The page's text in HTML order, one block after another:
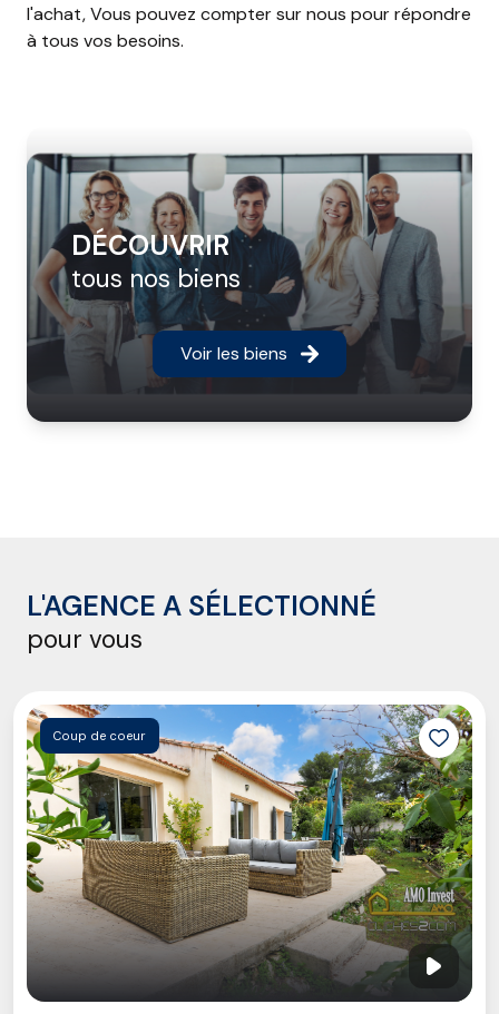
DÉCOUVRIR
tous nos biens
Voir les biens
l'achat, Vous pouvez compter sur nous pour répondre
à tous vos besoins.
L'AGENCE A SÉLECTIONNÉ
pour vous
Coup de coeur